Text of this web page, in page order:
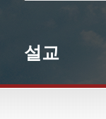
설교